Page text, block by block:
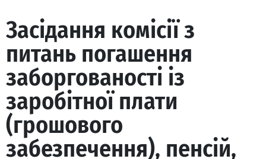
Засідання комісії з
питань погашення
заборгованості із
заробітної плати
(грошового
забезпечення), пенсій,